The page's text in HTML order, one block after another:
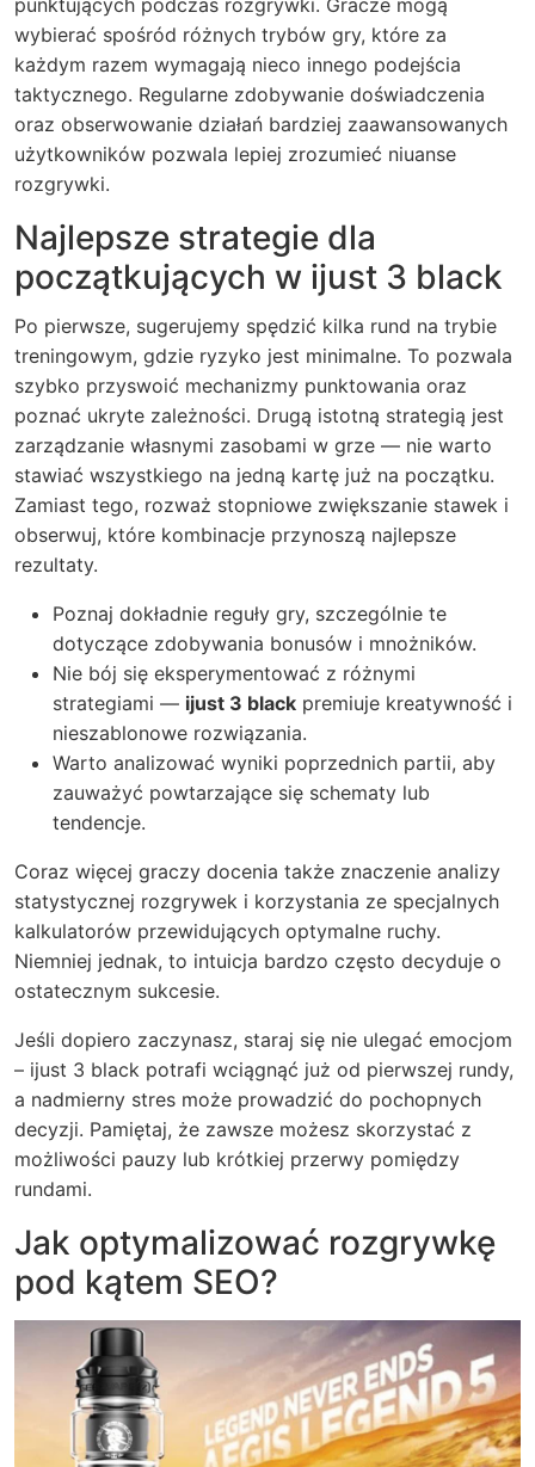
punktujących podczas rozgrywki. Gracze mogą
wybierać spośród różnych trybów gry, które za
każdym razem wymagają nieco innego podejścia
taktycznego. Regularne zdobywanie doświadczenia
oraz obserwowanie działań bardziej zaawansowanych
użytkowników pozwala lepiej zrozumieć niuanse
rozgrywki.
Najlepsze strategie dla
początkujących w ijust 3 black
Po pierwsze, sugerujemy spędzić kilka rund na trybie
treningowym, gdzie ryzyko jest minimalne. To pozwala
szybko przyswoić mechanizmy punktowania oraz
poznać ukryte zależności. Drugą istotną strategią jest
zarządzanie własnymi zasobami w grze — nie warto
stawiać wszystkiego na jedną kartę już na początku.
Zamiast tego, rozważ stopniowe zwiększanie stawek i
obserwuj, które kombinacje przynoszą najlepsze
rezultaty.
Poznaj dokładnie reguły gry, szczególnie te
dotyczące zdobywania bonusów i mnożników.
Nie bój się eksperymentować z różnymi
strategiami — ijust 3 black premiuje kreatywność i
nieszablonowe rozwiązania.
Warto analizować wyniki poprzednich partii, aby
zauważyć powtarzające się schematy lub
tendencje.
Coraz więcej graczy docenia także znaczenie analizy
statystycznej rozgrywek i korzystania ze specjalnych
kalkulatorów przewidujących optymalne ruchy.
Niemniej jednak, to intuicja bardzo często decyduje o
ostatecznym sukcesie.
Jeśli dopiero zaczynasz, staraj się nie ulegać emocjom
– ijust 3 black potrafi wciągnąć już od pierwszej rundy,
a nadmierny stres może prowadzić do pochopnych
decyzji. Pamiętaj, że zawsze możesz skorzystać z
możliwości pauzy lub krótkiej przerwy pomiędzy
rundami.
Jak optymalizować rozgrywkę
pod kątem SEO?